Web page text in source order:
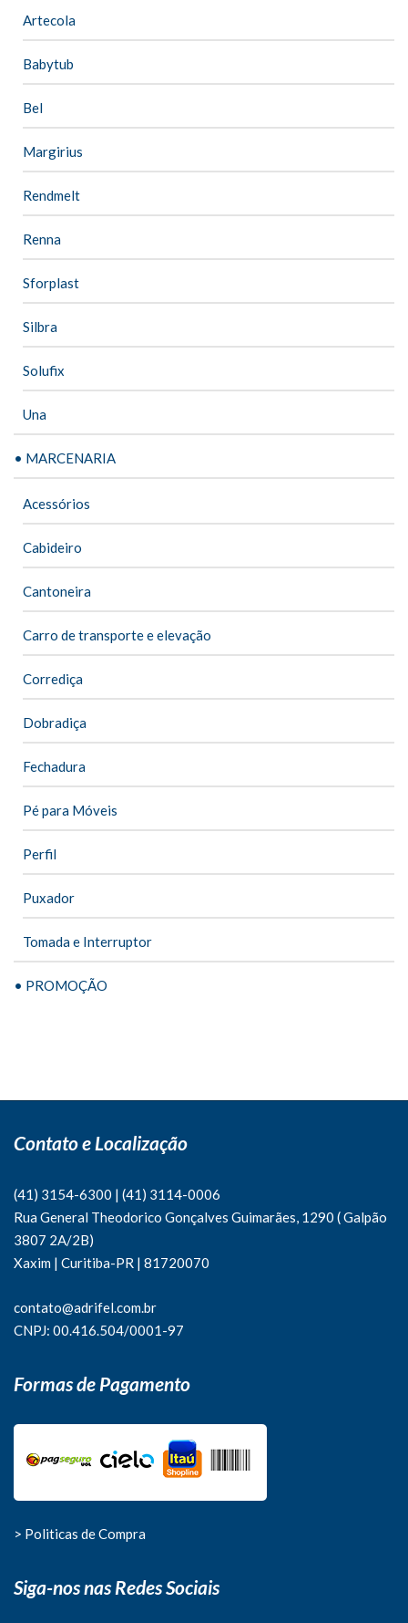
Artecola
Babytub
Bel
Margirius
Rendmelt
Renna
Sforplast
Silbra
Solufix
Una
• MARCENARIA
Acessórios
Cabideiro
Cantoneira
Carro de transporte e elevação
Corrediça
Dobradiça
Fechadura
Pé para Móveis
Perfil
Puxador
Tomada e Interruptor
• PROMOÇÃO
Contato e Localização
(41) 3154-6300 | (41) 3114-0006
Rua General Theodorico Gonçalves Guimarães, 1290 ( Galpão
3807 2A/2B)
Xaxim | Curitiba-PR | 81720070
contato@adrifel.com.br
CNPJ: 00.416.504/0001-97
Formas de Pagamento
> Politicas de Compra
Siga-nos nas Redes Sociais